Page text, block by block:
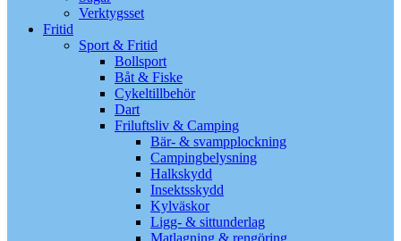
Verktygsset
Fritid
Sport & Fritid
Bollsport
Båt & Fiske
Cykeltillbehör
Dart
Friluftsliv & Camping
Bär- & svampplockning
Campingbelysning
Halkskydd
Insektsskydd
Kylväskor
Ligg- & sittunderlag
Matlagning & rengöring